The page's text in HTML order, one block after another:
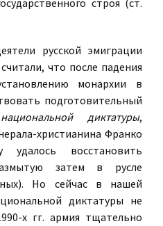
строя (ст.
русской эмиграции
что после падения
монархии в
подготовительный
диктатуры,
христианина Франко
восстановить
затем в русле
Но сейчас в нашей
диктатуры не
х гг. армия тщательно